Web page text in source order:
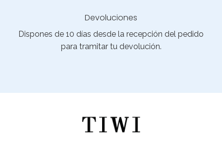
Devoluciones
Dispones de 10 días desde la recepción del pedido
para tramitar tu devolución.